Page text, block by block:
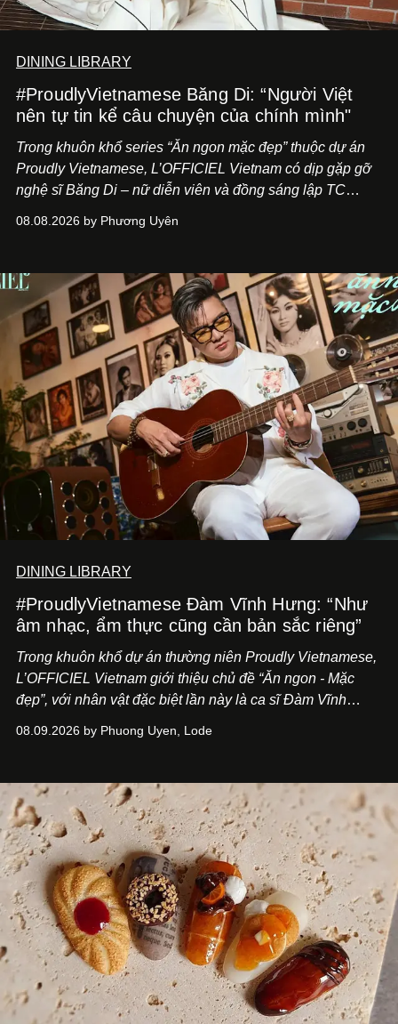
DINING LIBRARY
#ProudlyVietnamese Băng Di: “Người Việt
nên tự tin kể câu chuyện của chính mình"
Trong khuôn khổ series “Ăn ngon mặc đẹp” thuộc dự án
Proudly Vietnamese, L’OFFICIEL Vietnam có dịp gặp gỡ
nghệ sĩ Băng Di – nữ diễn viên và đồng sáng lập TC
Kitchen Bar và SALEM tại TP.HCM.
08.08.2026 by Phương Uyên
DINING LIBRARY
#ProudlyVietnamese Đàm Vĩnh Hưng: “Như
âm nhạc, ẩm thực cũng cần bản sắc riêng”
Trong khuôn khổ dự án thường niên Proudly Vietnamese,
L’OFFICIEL Vietnam giới thiệu chủ đề “Ăn ngon - Mặc
đẹp”, với nhân vật đặc biệt lần này là ca sĩ Đàm Vĩnh
Cà Phê Cà Pháo mang dấu ấn Indochine hoài niệm, thu
08.09.2026 by Phuong Uyen, Lode